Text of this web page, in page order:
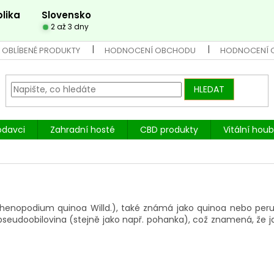
Slovensko
2 až 3 dny
OBLÍBENÉ PRODUKTY HODNOCENÍ OBCHODU HODNOCENÍ
HLEDAT
Zahradní hosté CBD produkty
Vitální
quinoa Willd.), také známá jako quinoa nebo
(stejně jako např. pohanka), což znamená,